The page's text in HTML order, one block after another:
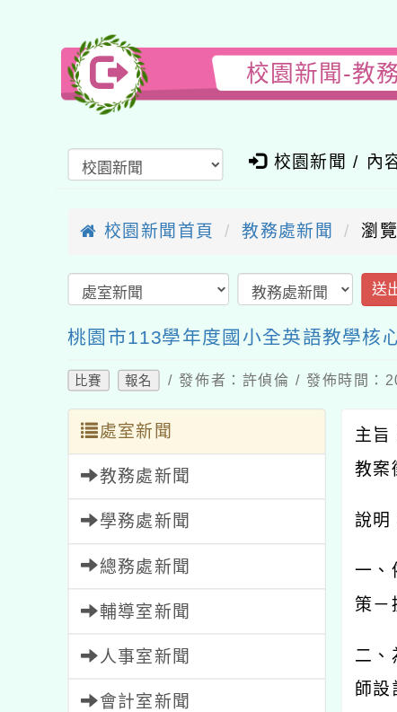
校園新聞-教
校園新聞 / 內
校園新聞首頁 教務處新聞 瀏
送
桃園市113學年度國小全英語教學核
比賽 報名 / 發佈者：許偵倫 / 發佈時間：
處室新聞
教務處新聞
學務處新聞
總務處新聞
輔導室新聞
人事室新聞
會計室新聞
主旨
教案
說明
一、
策－
二、
師設